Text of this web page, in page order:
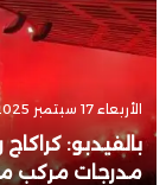
الأربعاء 17 سبتمبر 2025 - 21:44
بالفيدبو:
مدرجات مركب